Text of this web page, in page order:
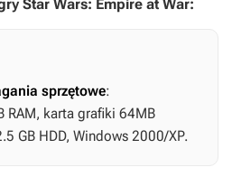
Star Wars: Empire at War:
sprzętowe:
RAM, karta grafiki 64MB
GB HDD, Windows 2000/XP.